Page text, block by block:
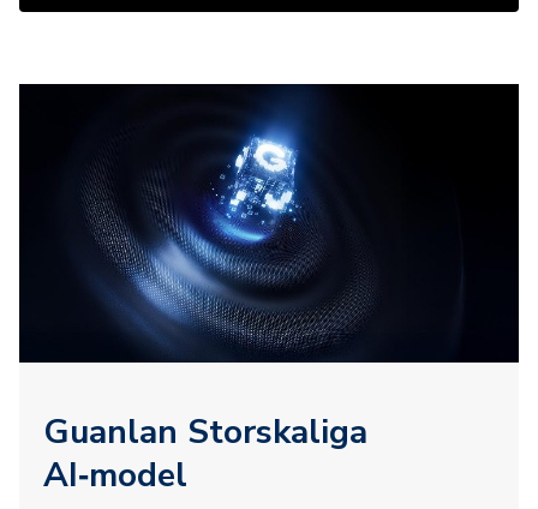
Guanlan Storskaliga
AI‑model